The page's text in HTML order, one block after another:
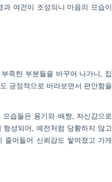
여건이 조성되니 마음의 모습이
족한 부분들을 바꾸어 나가니 집
긍정적으로 바라보면서 편안함을
습들은 용기와 배짱, 자신감으로
형성되어 ,예전처럼 당황하지 않고
줄어들어 신뢰감도 쌓여졌고 가게